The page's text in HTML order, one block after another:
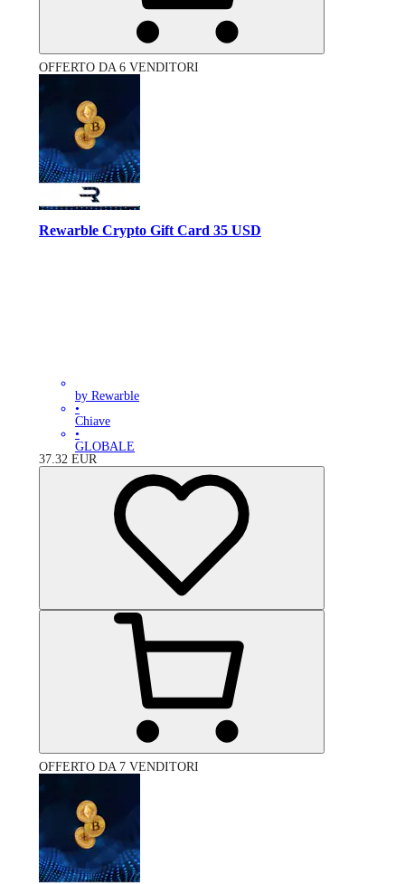
OFFERTO DA 6 VENDITORI
Rewarble Crypto Gift Card 35 USD
by Rewarble
•
Chiave
•
GLOBALE
37.32 EUR
OFFERTO DA 7 VENDITORI